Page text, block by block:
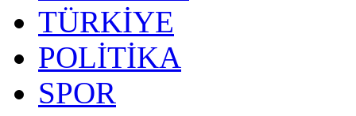
TÜRKİYE
POLİTİKA
SPOR